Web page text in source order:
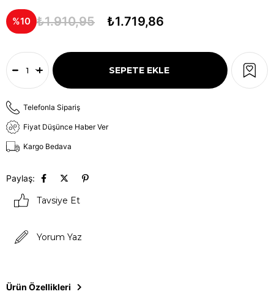
10 ₺1.910,95 ₺1.719,86
Telefonla Sipariş
Fiyat Düşünce Haber Ver
Kargo Bedava
Paylaş:
Tavsiye Et
Yorum Yaz
Ürün Özellikleri